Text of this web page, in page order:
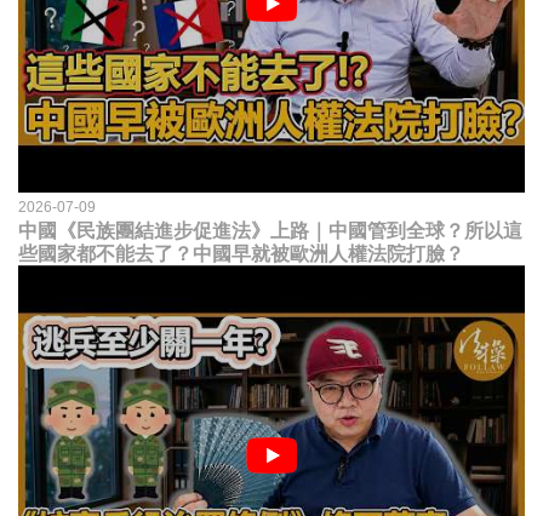
2026-07-09
中國《民族團結進步促進法》上路｜中國管到全球？所以這
些國家都不能去了？中國早就被歐洲人權法院打臉？